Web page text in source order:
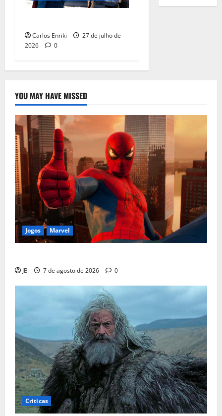
Carlos Enriki
27 de julho de
2026
0
YOU MAY HAVE MISSED
Jogos Marvel
JB 7 de agosto de 2026 0
Criticas